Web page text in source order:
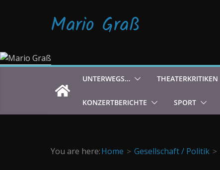
Mario Graß
UNTERWEGS… THEATERKRITIKEN
KONZERTBERICHTE SPORT
You are here:Home Gesellschaft / Politik